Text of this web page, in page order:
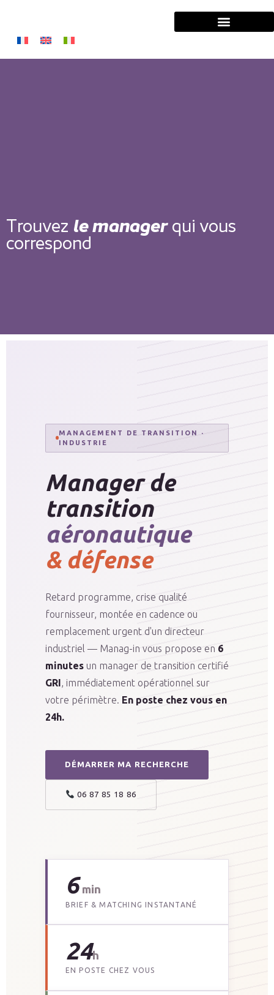
Trouvez le managerqui vous
correspond
MANAGEMENT DE TRANSITION ·
INDUSTRIE
Manager de
transition
aéronautique
& défense
Retard programme, crise qualité
fournisseur, montée en cadence ou
remplacement urgent d'un directeur
industriel — Manag-in vous propose en 6
minutes un manager de transition certifié
GRI, immédiatement opérationnel sur
votre périmètre. En poste chez vous en
24h.
DÉMARRER MA RECHERCHE
06 87 85 18 86
6min
BRIEF & MATCHING INSTANTANÉ
24h
EN POSTE CHEZ VOUS